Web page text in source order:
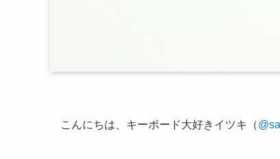
こんにちは、キーボード大好きイツキ（